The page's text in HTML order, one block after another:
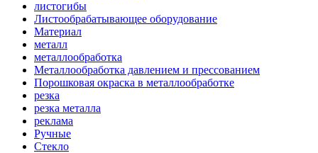
листогибы
Листообрабатывающее оборудование
Материал
металл
металлообработка
Металлообработка давлением и прессованием
Порошковая окраска в металлообработке
резка
резка металла
реклама
Ручные
Стекло